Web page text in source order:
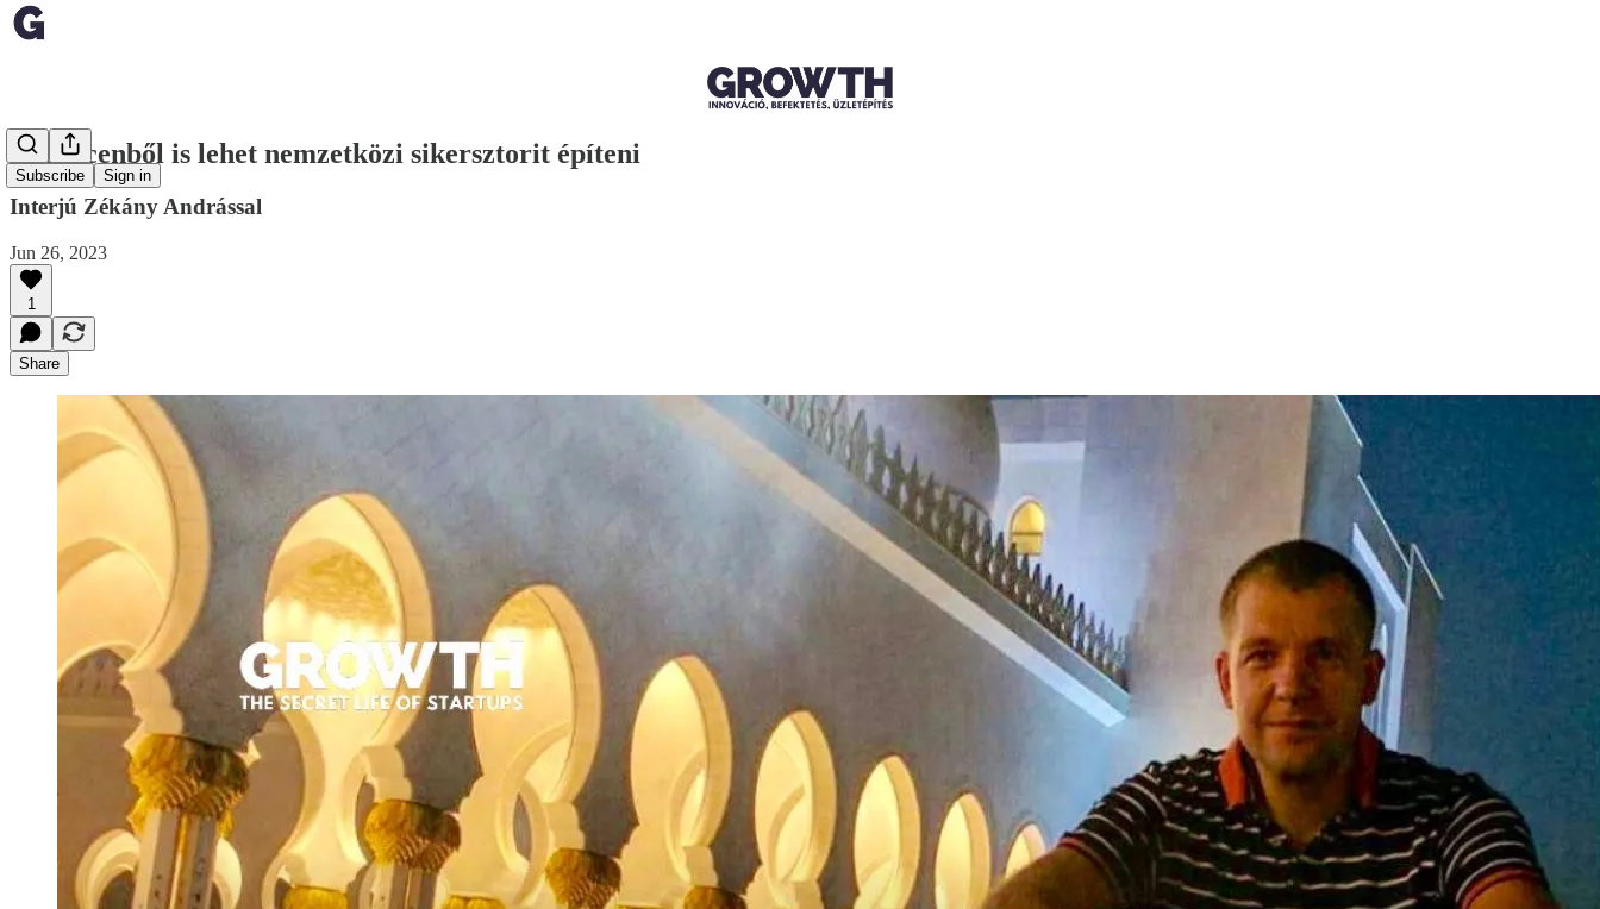
Subscribe Sign in
Debrecenből is lehet nemzetközi sikersztorit építeni
Interjú Zékány Andrással
Jun 26, 2023
1
Share